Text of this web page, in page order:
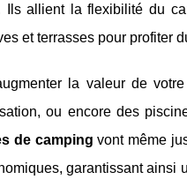
Ils allient la flexibilité du
et terrasses pour profiter
la valeur de
ou encore des
de camping vont même
garantissant ainsi